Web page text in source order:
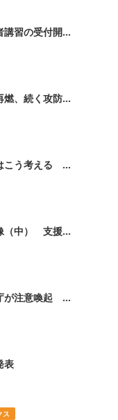
講習の受付開...
燃、続く攻防...
こう考える ...
（中） 支援...
が注意喚起 ...
表
ス